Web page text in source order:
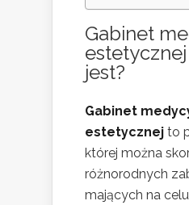
Gabinet
jest?
Gabinet
estetycznej to
której można
różnorodnych
mających na